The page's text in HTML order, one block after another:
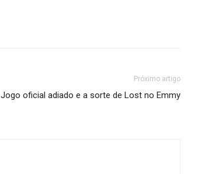
Próximo artigo
Jogo oficial adiado e a sorte de Lost no Emmy